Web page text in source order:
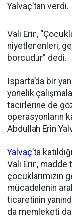
Yalvaç’tan verdi.
Vali Erin,
niyetlenenleri,
borcudur” dedi.
Isparta’da bir
yönelik
tacirlerine de
operasyonların
Abdullah Erin
Yalvaç’ta
Vali Erin,
çocuklarımızın
mücadelenin
ticaretinin
da memleketi